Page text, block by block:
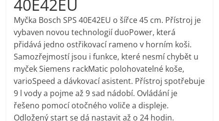
pračky,
televize,
notebooky,
mobilní
40E42EU
Myčka Bosch SPS 40E42EU o šířce 45 cm. Přístroj je
vybaven novou technologií duoPower, která
přidává jedno ostřikovací rameno v horním koši.
Samozřejmostí jsou i funkce, které nesmí chybět u
myček Siemens rackMatic polohovatelné koše,
varioSpeed a dávkovací asistent. Přístroj spotřebuje
9 l vody a pojme až 9 sad nádobí. Ovládání je
řešeno pomocí otočného voliče a displeje.
Odložený start se dá nastavit až o 24 hodin.